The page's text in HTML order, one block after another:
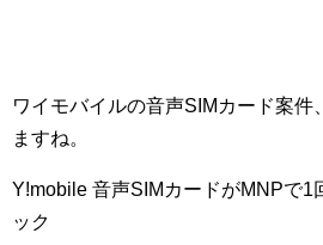
ワイモバイルの音声SIMカード案件
ますね。
Y!mobile 音声SIMカードがMNPで1
ック